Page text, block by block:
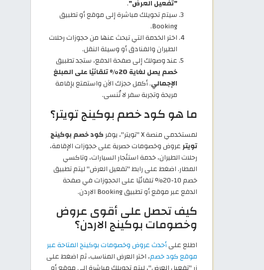
"تفعيل العرض".
سيتم تحويلك مباشرة إلى موقع أو تطبيق
Booking.
اختر الخدمة التي تبحث عنها من حجوزات رحلات
الطيران والفنادق أو وسيلة النقل.
عند وصولك إلى صفحة الدفع، ستجد تطبيق
خصم يصل لغاية 20% تلقائيًا على المبلغ
الإجمالي. أكمل حجزك الآن واستمتع بإقامة
مريحة وتجربة سفر لا تُنسى.
ما هو كود خصم بوكينج تويتر؟
لمستخدمي منصة X "تويتر"، يوفر
كود خصم بوكينج
تويترعروض وخصومات حصرية على حجوزات الإقامة،
رحلات الطيران، خدمة استئجار السيارات، وتاكسي
المطار. اضغط على رابط "تفعيل العرض" ليتم تطبيق
خصم 10-20% تلقائيًا على الحجوزات في صفحة
الدفع عبر موقع أو تطبيق Booking الاردن.
كيف تحصل على أقوى عروض
وخصومات بوكينج الاردن؟
اطلع علىأحدث عروض وخصومات بوكينج المتاحة عبر
موقع كود خصم، اختر العرض المناسب، ثم اضغط على